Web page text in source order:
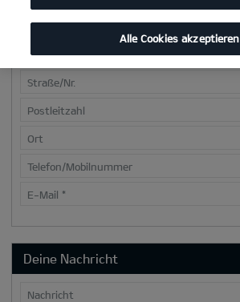
Vorname*
Nachname*
Straße/Nr.
Postleitzahl
Ort
Telefon/Mobilnummer
E-Mail *
Deine Nachricht
Nachricht
Alle Cookies akzeptieren